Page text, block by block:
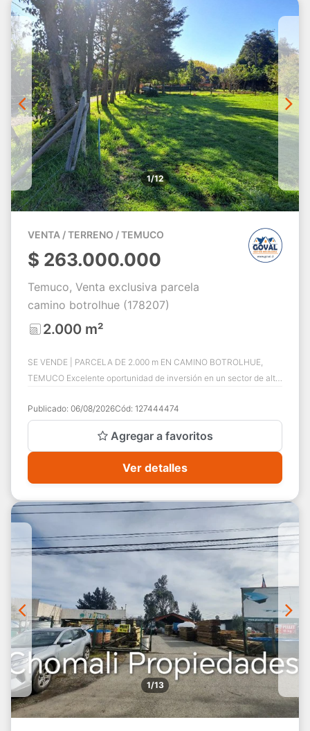
1/12
VENTA / TERRENO / TEMUCO
$ 263.000.000
Temuco, Venta exclusiva parcela
camino botrolhue (178207)
2.000 m²
SE VENDE | PARCELA DE 2.000 m EN CAMINO BOTROLHUE,
TEMUCO Excelente oportunidad de inversión en un sector de alta
Publicado: 06/08/2026Cód: 127444474
Agregar a favoritos
Ver detalles
1/13